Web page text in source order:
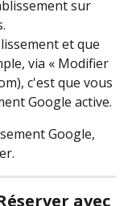
sur
et que
via « Modifier
c'est que vous
Google active.
Google,
avec